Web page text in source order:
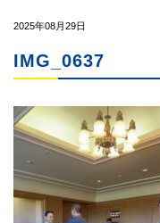
2025年08月29日
IMG_0637